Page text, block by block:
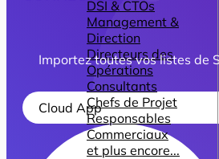
DSI & CTOs
Management &
Direction
Directeurs des
Opérations
Consultants
Chefs de Projet
Responsables
Commerciaux
et plus encore...
Importez toutes vos listes de
Cloud App